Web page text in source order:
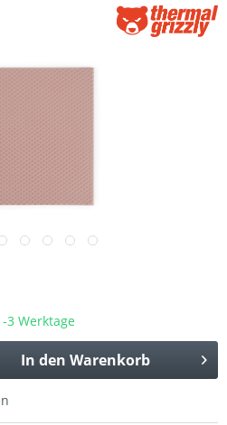
3 Werktage
In den Warenkorb